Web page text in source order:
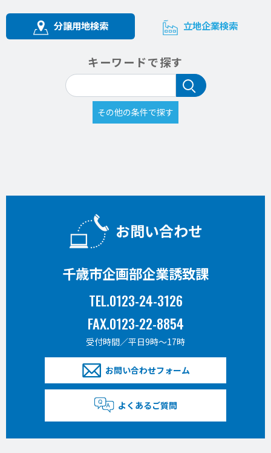
分譲用地検索 立地企業検索
キーワードで探す
お問い合わせ
千歳市企画部企業誘致課
TEL.0123-24-3126
FAX.0123-22-8854
受付時間／平日9時〜17時
お問い合わせフォーム
よくあるご質問